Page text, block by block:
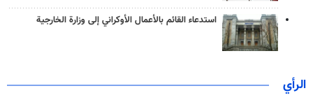
استدعاء القائم بالأعمال الأوكراني إلى وزارة الخارجية
الرأي